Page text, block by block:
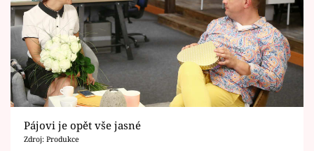
Horoskopy
Sledujte prima+
Filmový festival Karlovy Vary
Pořady
Pájovi je opět vše jasné
Zdroj: Produkce